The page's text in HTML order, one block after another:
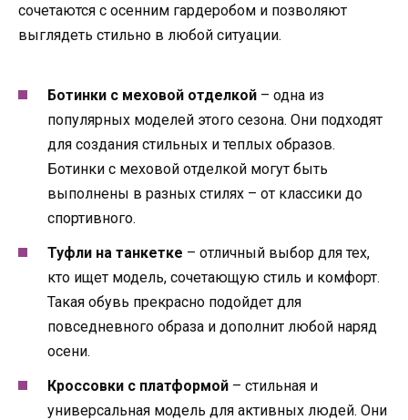
сочетаются с осенним гардеробом и позволяют
выглядеть стильно в любой ситуации.
Ботинки с меховой отделкой – одна из
популярных моделей этого сезона. Они подходят
для создания стильных и теплых образов.
Ботинки с меховой отделкой могут быть
выполнены в разных стилях – от классики до
спортивного.
Туфли на танкетке – отличный выбор для тех,
кто ищет модель, сочетающую стиль и комфорт.
Такая обувь прекрасно подойдет для
повседневного образа и дополнит любой наряд
осени.
Кроссовки с платформой – стильная и
универсальная модель для активных людей. Они